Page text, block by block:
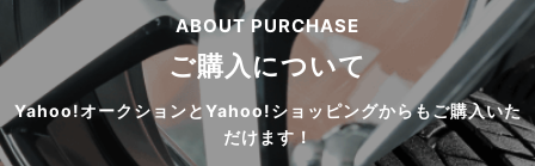
ABOUT PURCHASE
ご購入について
Yahoo!オークションとYahoo!ショッピングからもご購入いた
だけます！